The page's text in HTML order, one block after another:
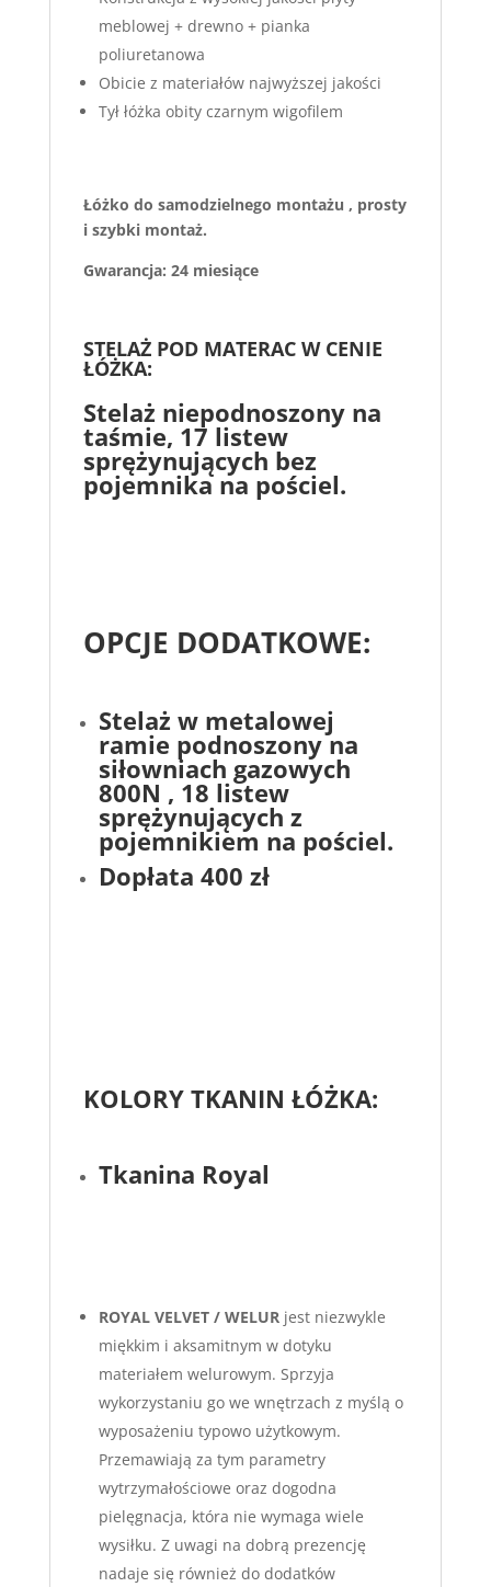
meblowej + drewno + pianka
poliuretanowa
Obicie z materiałów najwyższej jakości
Tył łóżka obity czarnym wigofilem
Łóżko do samodzielnego montażu , prosty
i szybki montaż.
Gwarancja: 24 miesiące
STELAŻ POD MATERAC W CENIE
ŁÓŻKA:
Stelaż niepodnoszony na
taśmie, 17 listew
sprężynujących bez
pojemnika na pościel.
OPCJE DODATKOWE:
Stelaż w metalowej
ramie podnoszony na
siłowniach gazowych
800N , 18 listew
sprężynujących z
pojemnikiem na pościel.
Dopłata 400 zł
KOLORY TKANIN ŁÓŻKA:
Tkanina Royal
ROYAL VELVET / WELURjest niezwykle
miękkim i aksamitnym w dotyku
materiałem welurowym. Sprzyja
wykorzystaniu go we wnętrzach z myślą o
wyposażeniu typowo użytkowym.
Przemawiają za tym parametry
wytrzymałościowe oraz dogodna
pielęgnacja, która nie wymaga wiele
wysiłku. Z uwagi na dobrą prezencję
nadaje się również do dodatków